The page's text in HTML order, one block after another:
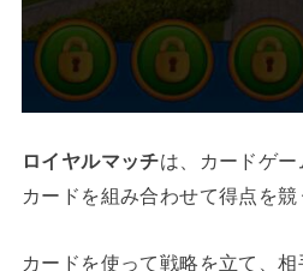
ロイヤルマッチは、カードゲ
カードを組み合わせて得点を競
カードを使って戦略を立て、